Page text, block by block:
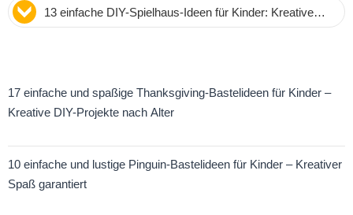
13 einfache DIY-Spielhaus-Ideen für Kinder: Kreative
Baupläne zum Selberbauen
17 einfache und spaßige Thanksgiving-Bastelideen für Kinder –
Kreative DIY-Projekte nach Alter
10 einfache und lustige Pinguin-Bastelideen für Kinder – Kreativer
Spaß garantiert